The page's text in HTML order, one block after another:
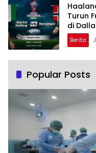
Turun
di
Berita
Popular Posts